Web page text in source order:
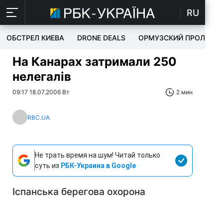
RU
ОБСТРЕЛ КИЕВА DRONE DEALS ОРМУЗСКИЙ ПРОЛИВ
На Канарах затримали 250
нелегалів
09:17 18.07.2006 Вт 2 мин
RBC.UA
Не трать время на шум! Читай только
суть из РБК-Украина в Google
Іспанська берегова охорона